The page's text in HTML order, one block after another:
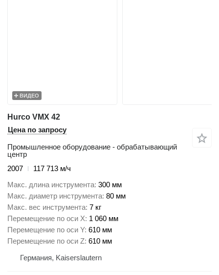
ВИДЕО
Hurco VMX 42
Цена по запросу
Промышленное оборудование - обрабатывающий
центр
2007
117 713 м/ч
Макс. длина инструмента 300 мм
Макс. диаметр инструмента 80 мм
Макс. вес инструмента 7 кг
Перемещение по оси X 1 060 мм
Перемещение по оси Y 610 мм
Перемещение по оси Z 610 мм
Германия, Kaiserslautern